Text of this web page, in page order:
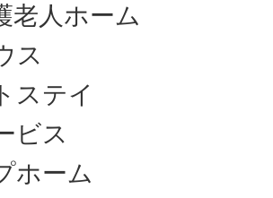
老人ホーム
ス
ステイ
ビス
ホーム